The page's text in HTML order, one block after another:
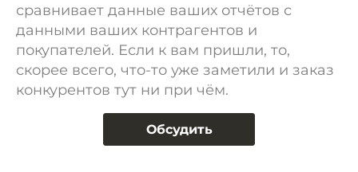
сравнивает данные ваших отчётов с
данными ваших контрагентов и
покупателей. Если к вам пришли, то,
скорее всего, что-то уже заметили и заказ
конкурентов тут ни при чём.
Обсудить